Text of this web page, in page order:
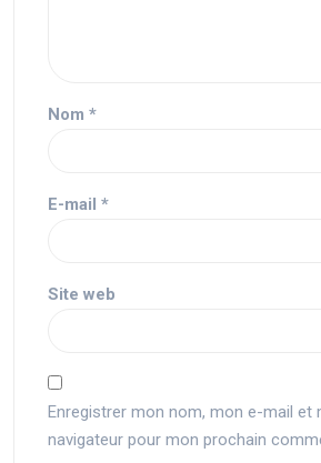
Nom *
E-mail *
Site web
Enregistrer mon nom, mon e-mail et
navigateur pour mon prochain